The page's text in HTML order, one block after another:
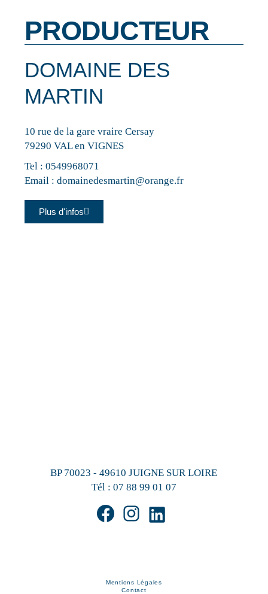
PRODUCTEUR
DOMAINE DES
MARTIN
10 rue de la gare vraire Cersay
79290 VAL en VIGNES
Tel :0549968071
Email :domainedesmartin@orange.fr
Plus d'infos
BP 70023 - 49610 JUIGNE SUR LOIRE
Tél : 07 88 99 01 07
Mentions Légales
Contact